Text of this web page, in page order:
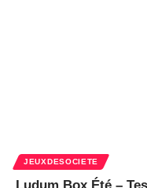
JEUXDESOCIETE